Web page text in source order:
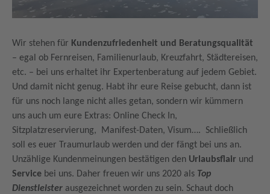
Wir stehen für Kundenzufriedenheit und Beratungsqualität
– egal ob Fernreisen, Familienurlaub, Kreuzfahrt, Städtereisen,
etc. – bei uns erhaltet ihr Expertenberatung auf jedem Gebiet.
Und damit nicht genug. Habt ihr eure Reise gebucht, dann ist
für uns noch lange nicht alles getan, sondern wir kümmern
uns auch um eure Extras: Online Check In,
Sitzplatzreservierung, Manifest-Daten, Visum…. Schließlich
soll es euer Traumurlaub werden und der fängt bei uns an.
Unzählige Kundenmeinungen bestätigen den Urlaubsflair und
Service bei uns. Daher freuen wir uns 2020 als Top
Dienstleister ausgezeichnet worden zu sein. Schaut doch